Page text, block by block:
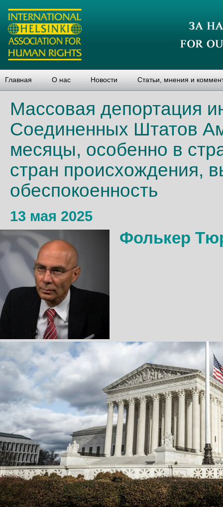
Главная О нас Новости Статьи, мнения и
Массовая депортация
Соединенных Штатов
месяцы, особенно в
стран происхождения,
обеспокоенность
13 мая 2025
Фолькер